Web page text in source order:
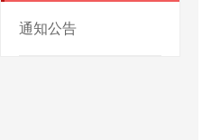
通知公告